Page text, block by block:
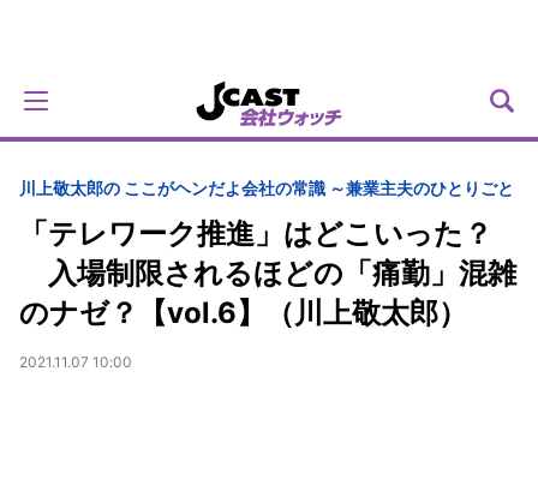
川上敬太郎の ここがヘンだよ会社の常識 ～兼業主夫のひとりごと
「テレワーク推進」はどこいった？
入場制限されるほどの「痛勤」混雑
のナゼ？【vol.6】（川上敬太郎）
2021.11.07 10:00